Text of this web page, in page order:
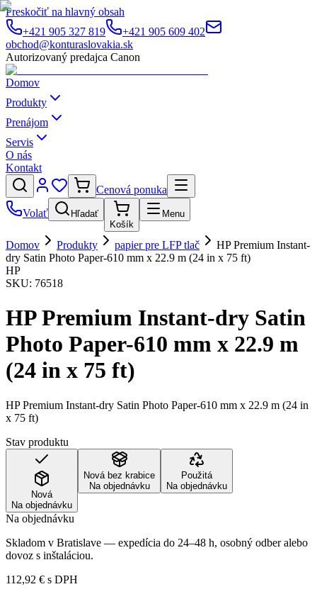
Preskočiť na hlavný obsah
+421 905 327 819
+421 905 609 402
obchod@konturaslovakia.sk
Autorizovaný predajca Canon
Domov
Produkty
Prenájom
Servis
O nás
Kontakt
Cenová ponuka
Volať
Hľadať
Košík
Menu
Domov Produkty papier pre LFP tlač
HP Premium Instant-
dry Satin Photo Paper-610 mm x 22.9 m (24 in x 75 ft)
HP
SKU: 76518
HP Premium Instant-dry Satin
Photo Paper-610 mm x 22.9 m
(24 in x 75 ft)
HP Premium Instant-dry Satin Photo Paper-610 mm x 22.9 m (24 in
x 75 ft)
Stav produktu
Nová
Na objednávku
Nová bez krabice
Na objednávku
Použitá
Na objednávku
Na objednávku
Skladom v Bratislave — expedícia do 24–48 h, osobný odber alebo
dovoz s inštaláciou.
112,92 € s DPH